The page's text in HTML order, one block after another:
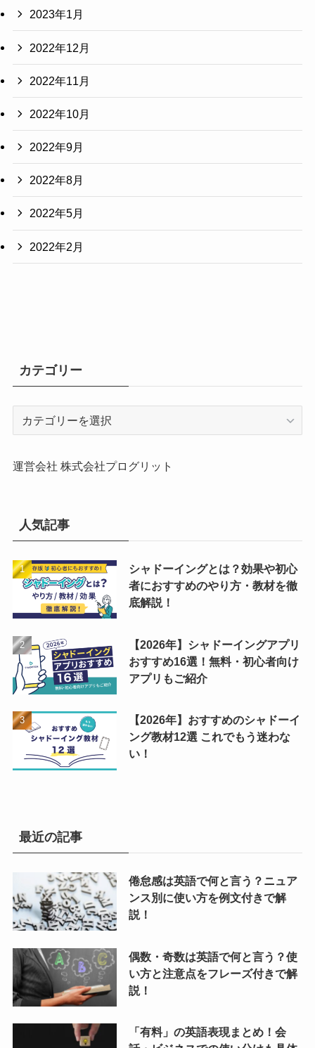
2023年1月
2022年12月
2022年11月
2022年10月
2022年9月
2022年8月
2022年5月
2022年2月
カテゴリー
リ
運営会社 株式会社プログリット
人気記事
シャドーイングとは？効果や初心
者におすすめのやり方・教材を徹
底解説！
【2026年】シャドーイングアプリ
おすすめ16選！無料・初心者向け
アプリもご紹介
【2026年】おすすめのシャドーイ
ング教材12選 これでもう迷わな
い！
最近の記事
倦怠感は英語で何と言う？ニュア
ンス別に使い方を例文付きで解
説！
偶数・奇数は英語で何と言う？使
い方と注意点をフレーズ付きで解
説！
「有料」の英語表現まとめ！会